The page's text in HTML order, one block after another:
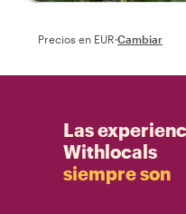
Precios en EUR·Cambiar
Las
Withlocals
siempre son